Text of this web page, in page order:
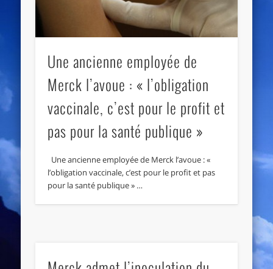
Une ancienne employée de
Merck l’avoue : « l’obligation
vaccinale, c’est pour le profit et
pas pour la santé publique »
Une ancienne employée de Merck l’avoue : «
l’obligation vaccinale, c’est pour le profit et pas
pour la santé publique » …